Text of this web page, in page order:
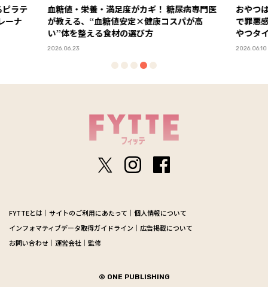
専門医
高
おやつはもうガマンしない！ 「ラカントS」
で罪悪感ゼロの甘～い糖質オフスイーツでお
やつタイム
2026.06.10
１杯で
化した
ーアル
2026.06.29
FYTTEとは サイトのご利用にあたって
個人情報について
インフォマティブデータ取得ガイドライン
広告掲載について
お問い合わせ
運営会社 監修
© ONE PUBLISHING